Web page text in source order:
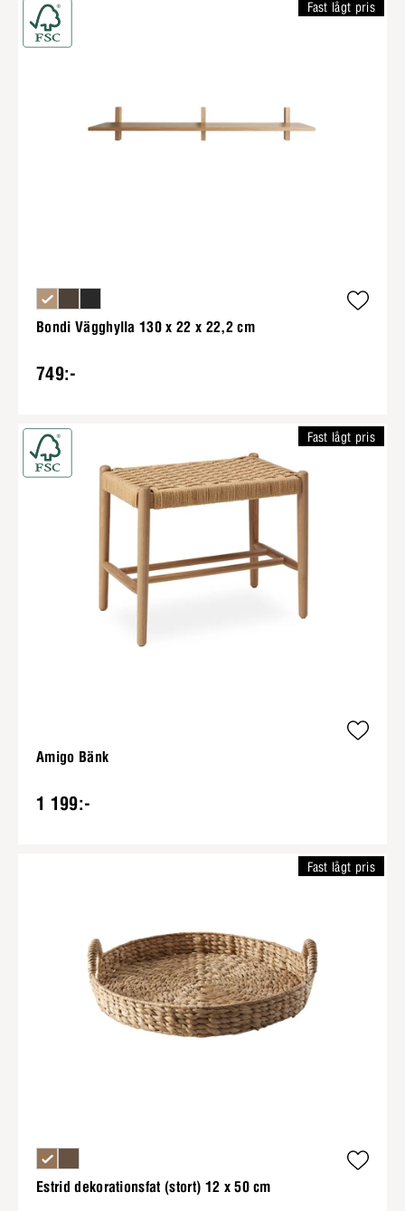
Bondi Vägghylla 130 x 22 x 22,2 cm
749:-
Fast lågt pris
Amigo Bänk
1 199:-
Fast lågt pris
Estrid dekorationsfat (stort) 12 x 50 cm
Fast lågt pris